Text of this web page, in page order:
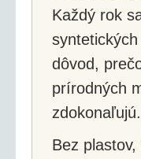
Každý rok
dôvod,
prírodných
zdokonaľujú.
Bez